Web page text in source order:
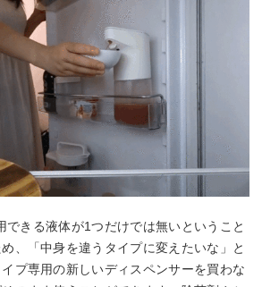
できる液体が1つだけでは無いということ
、「中身を違うタイプに変えたいな」と
プ専用の新しいディスペンサーを買わな